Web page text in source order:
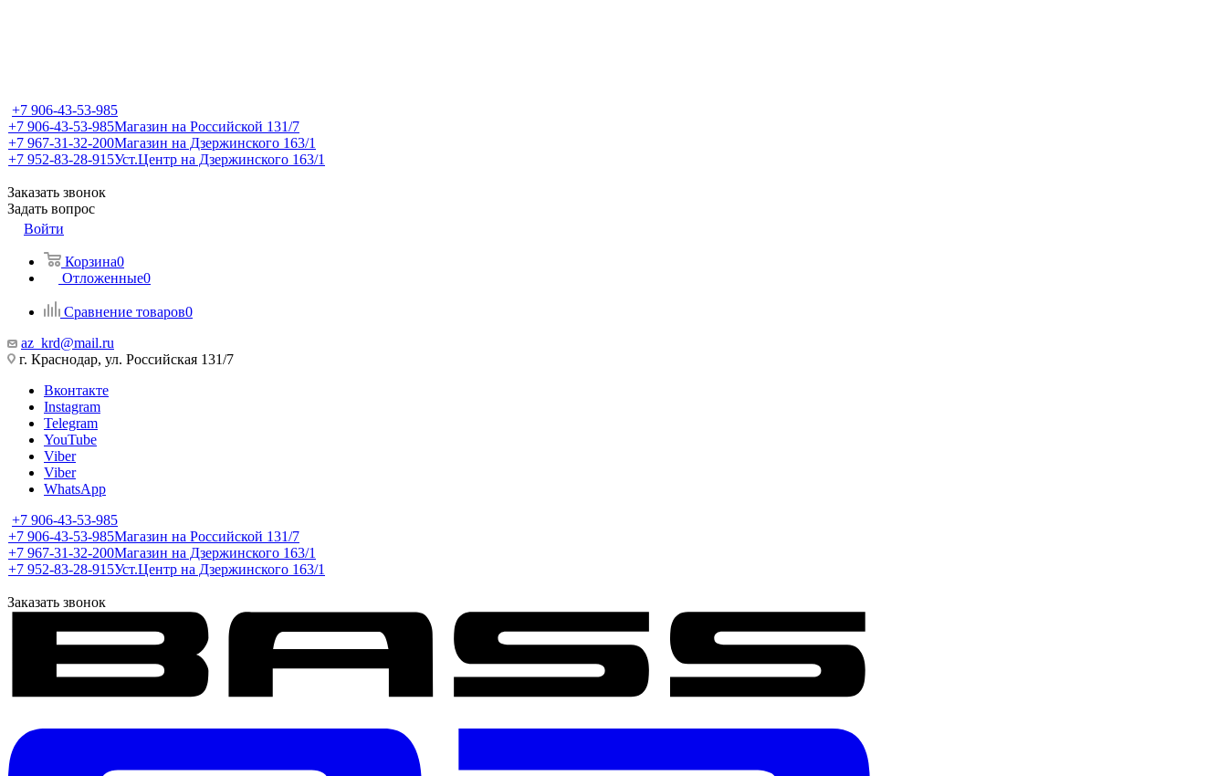
+7 906-43-53-985
+7 906-43-53-985Магазин на Российской 131/7
+7 967-31-32-200Магазин на Дзержинского 163/1
+7 952-83-28-915Уст.Центр на Дзержинского 163/1
Заказать звонок
Задать вопрос
Войти
Корзина0
Отложенные0
Сравнение товаров0
az_krd@mail.ru
г. Краснодар, ул. Российская 131/7
Вконтакте
Instagram
Telegram
YouTube
Viber
Viber
WhatsApp
+7 906-43-53-985
+7 906-43-53-985Магазин на Российской 131/7
+7 967-31-32-200Магазин на Дзержинского 163/1
+7 952-83-28-915Уст.Центр на Дзержинского 163/1
Заказать звонок